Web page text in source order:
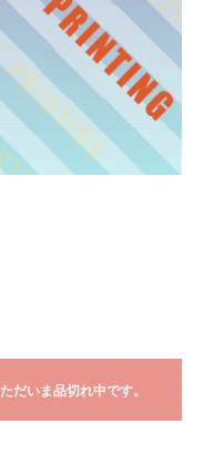
ただいま品切れ中です。